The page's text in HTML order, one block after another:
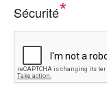
Sécurité